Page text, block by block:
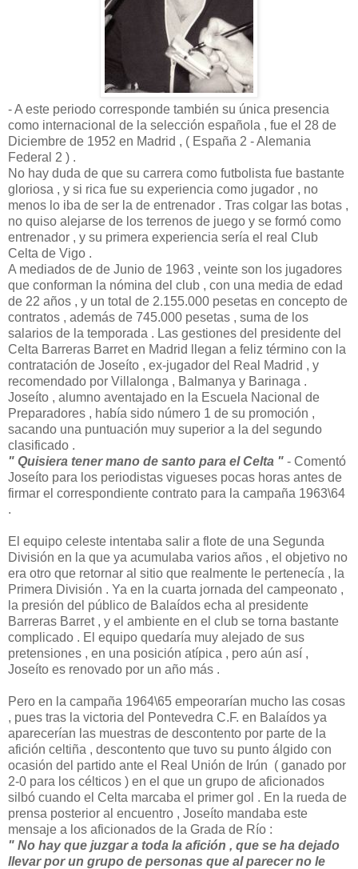
- A este periodo corresponde también su única presencia
como internacional de la selección española , fue el 28 de
Diciembre de 1952 en Madrid , ( España 2 - Alemania
Federal 2 ) .
No hay duda de que su carrera como futbolista fue bastante
gloriosa , y si rica fue su experiencia como jugador , no
menos lo iba de ser la de entrenador . Tras colgar las botas ,
no quiso alejarse de los terrenos de juego y se formó como
entrenador , y su primera experiencia sería el real Club
Celta de Vigo .
A mediados de de Junio de 1963 , veinte son los jugadores
que conforman la nómina del club , con una media de edad
de 22 años , y un total de 2.155.000 pesetas en concepto de
contratos , además de 745.000 pesetas , suma de los
salarios de la temporada . Las gestiones del presidente del
Celta Barreras Barret en Madrid llegan a feliz término con la
contratación de Joseíto , ex-jugador del Real Madrid , y
recomendado por Villalonga , Balmanya y Barinaga .
Joseíto , alumno aventajado en la Escuela Nacional de
Preparadores , había sido número 1 de su promoción ,
sacando una puntuación muy superior a la del segundo
clasificado .
" Quisiera tener mano de santo para el Celta " - Comentó
Joseíto para los periodistas vigueses pocas horas antes de
firmar el correspondiente contrato para la campaña 1963\64
.
El equipo celeste intentaba salir a flote de una Segunda
División en la que ya acumulaba varios años , el objetivo no
era otro que retornar al sitio que realmente le pertenecía , la
Primera División . Ya en la cuarta jornada del campeonato ,
la presión del público de Balaídos echa al presidente
Barreras Barret , y el ambiente en el club se torna bastante
complicado . El equipo quedaría muy alejado de sus
pretensiones , en una posición atípica , pero aún así ,
Joseíto es renovado por un año más .
Pero en la campaña 1964\65 empeorarían mucho las cosas
, pues tras la victoria del Pontevedra C.F. en Balaídos ya
aparecerían las muestras de descontento por parte de la
afición celtiña , descontento que tuvo su punto álgido con
ocasión del partido ante el Real Unión de Irún ( ganado por
2-0 para los célticos ) en el que un grupo de aficionados
silbó cuando el Celta marcaba el primer gol . En la rueda de
prensa posterior al encuentro , Joseíto mandaba este
mensaje a los aficionados de la Grada de Río :
" No hay que juzgar a toda la afición , que se ha dejado
llevar por un grupo de personas que al parecer no le